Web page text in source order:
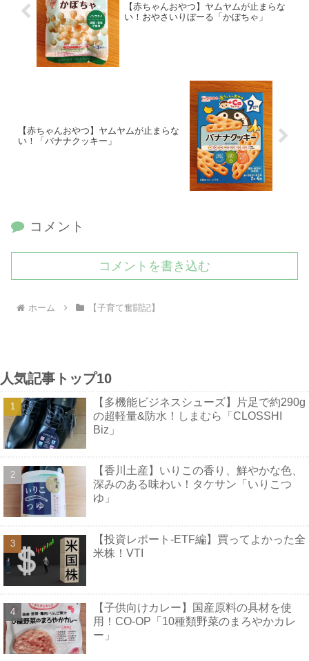
【赤ちゃんおやつ】ヤムヤムが止まらな
い！おやさいりぼーる「かぼちゃ」
【赤ちゃんおやつ】ヤムヤムが止まらな
い！「バナナクッキー」
コメント
コメントを書き込む
ホーム 【子育て奮闘記】
人気記事トップ10
【多機能ビジネスシューズ】片足で約290g
の超軽量&防水！しまむら「CLOSSHI
Biz」
【香川土産】いりこの香り、鮮やかな色、
深みのある味わい！タケサン「いりこつ
ゆ」
【投資レポート-ETF編】買ってよかった全
米株！VTI
【子供向けカレー】国産原料の具材を使
用！CO-OP「10種類野菜のまろやかカレ
ー」